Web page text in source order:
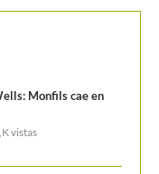
Monfils cae en
vistas